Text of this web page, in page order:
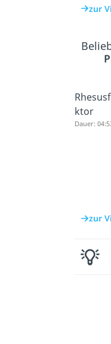
zur
ktor
Dauer:
zur